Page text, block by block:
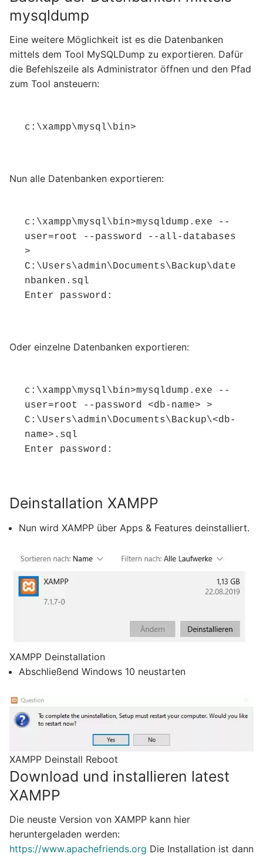
mysqldump
Eine weitere Möglichkeit ist es die Datenbanken
mittels dem Tool MySQLDump zu exportieren. Dafür
die Befehlszeile als Administrator öffnen und den Pfad
zum Tool ansteuern:
c:\xampp\mysql\bin>
Nun alle Datenbanken exportieren:
c:\xampp\mysql\bin>mysqldump.exe --
user=root --password --all-databases
>
C:\Users\admin\Documents\Backup\date
nbanken.sql
Enter password:
Oder einzelne Datenbanken exportieren:
c:\xampp\mysql\bin>mysqldump.exe --
user=root --password <db-name> >
C:\Users\admin\Documents\Backup\<db-
name>.sql
Enter password:
Deinstallation XAMPP
Nun wird XAMPP über Apps & Features deinstalliert.
XAMPP Deinstallation
Abschließend Windows 10 neustarten
XAMPP Deinstall Reboot
Download und installieren latest
XAMPP
Die neuste Version von XAMPP kann hier
heruntergeladen werden:
https://www.apachefriends.org Die Installation ist dann